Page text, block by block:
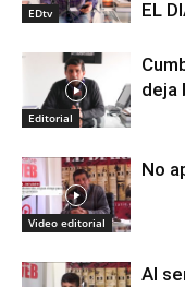
EDtv
EL
Editorial
deja
Video editorial
No
Al